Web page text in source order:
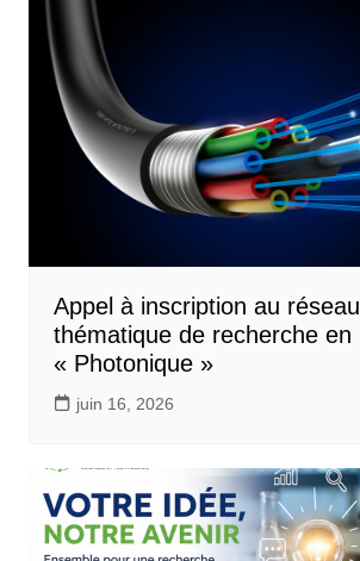
Appel à inscription au réseau
thématique de recherche en
« Photonique »
juin 16, 2026